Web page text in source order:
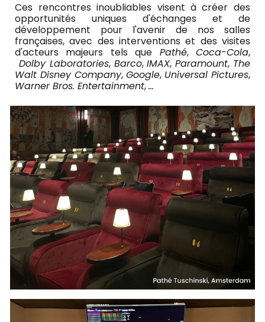
Ces rencontres inoubliables visent à créer des
opportunités uniques d'échanges et de
développement pour l'avenir de nos salles
françaises, avec des interventions et des visites
d'acteurs majeurs tels que Pathé, Coca-Cola,
Dolby Laboratories, Barco,IMAX,Paramount, The
Walt Disney Company, Google, Universal Pictures,
Warner Bros. Entertainment,...